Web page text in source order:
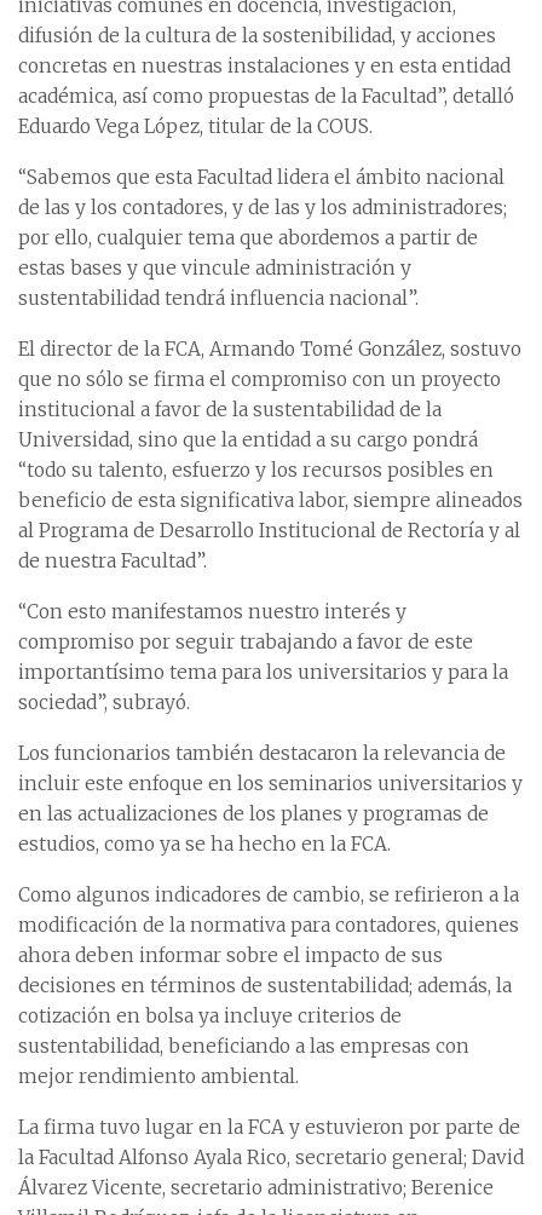
iniciativas comunes en docencia, investigación,
difusión de la cultura de la sostenibilidad, y acciones
concretas en nuestras instalaciones y en esta entidad
académica, así como propuestas de la Facultad”, detalló
Eduardo Vega López, titular de la COUS.
“Sabemos que esta Facultad lidera el ámbito nacional
de las y los contadores, y de las y los administradores;
por ello, cualquier tema que abordemos a partir de
estas bases y que vincule administración y
sustentabilidad tendrá influencia nacional”.
El director de la FCA, Armando Tomé González, sostuvo
que no sólo se firma el compromiso con un proyecto
institucional a favor de la sustentabilidad de la
Universidad, sino que la entidad a su cargo pondrá
“todo su talento, esfuerzo y los recursos posibles en
beneficio de esta significativa labor, siempre alineados
al Programa de Desarrollo Institucional de Rectoría y al
de nuestra Facultad”.
“Con esto manifestamos nuestro interés y
compromiso por seguir trabajando a favor de este
importantísimo tema para los universitarios y para la
sociedad”, subrayó.
Los funcionarios también destacaron la relevancia de
incluir este enfoque en los seminarios universitarios y
en las actualizaciones de los planes y programas de
estudios, como ya se ha hecho en la FCA.
Como algunos indicadores de cambio, se refirieron a la
modificación de la normativa para contadores, quienes
ahora deben informar sobre el impacto de sus
decisiones en términos de sustentabilidad; además, la
cotización en bolsa ya incluye criterios de
sustentabilidad, beneficiando a las empresas con
mejor rendimiento ambiental.
La firma tuvo lugar en la FCA y estuvieron por parte de
la Facultad Alfonso Ayala Rico, secretario general; David
Álvarez Vicente, secretario administrativo; Berenice